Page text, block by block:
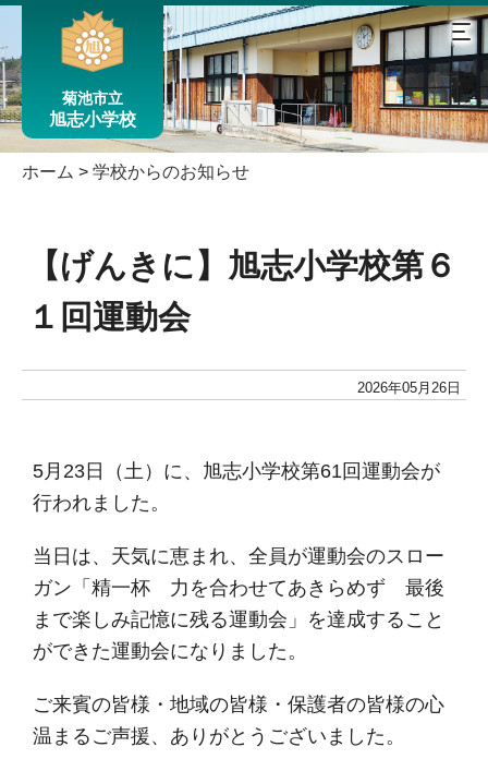
菊池市立
旭志小学校
ホーム > 学校からのお知らせ
【げんきに】旭志小学校第６
１回運動会
2026年05月26日
5月23日（土）に、旭志小学校第61回運動会が
行われました。
当日は、天気に恵まれ、全員が運動会のスロー
ガン「精一杯 力を合わせてあきらめず 最後
まで楽しみ記憶に残る運動会」を達成すること
ができた運動会になりました。
ご来賓の皆様・地域の皆様・保護者の皆様の心
温まるご声援、ありがとうございました。